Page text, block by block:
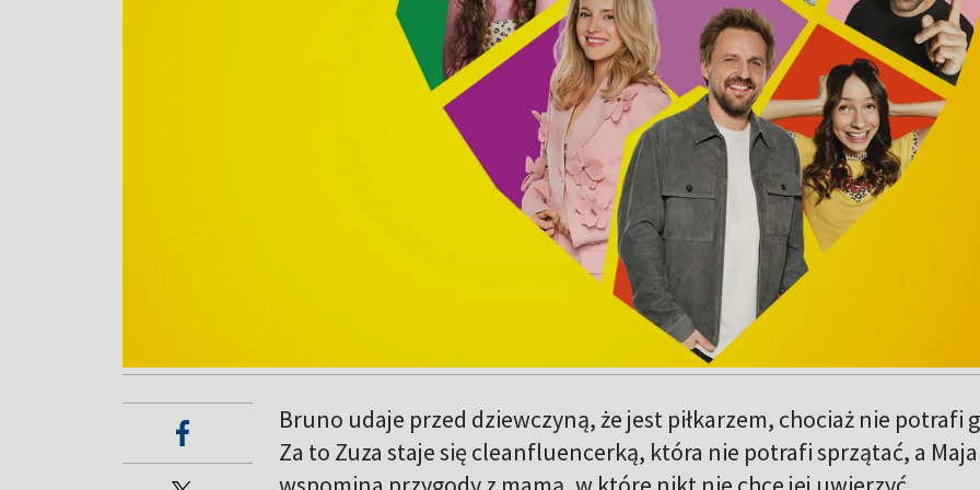
Bruno udaje przed dziewczyną, że jest piłkarzem, chociaż nie potrafi
Za to Zuza staje się cleanfluencerką, która nie potrafi sprzątać, a Maja